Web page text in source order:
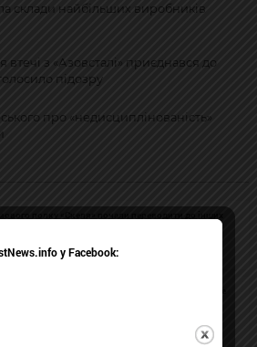
склади найбільших виробників
з «Азовсталі» приєднався до
підозру
про «недисциплінованість»
у Facebook: